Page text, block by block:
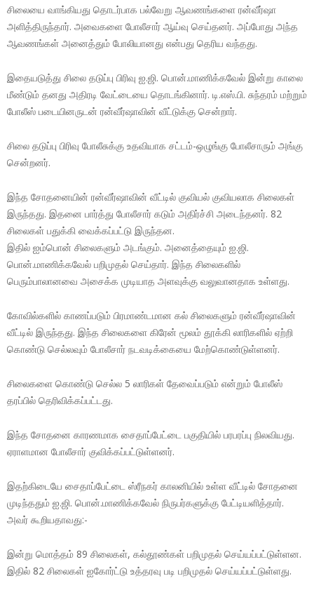
சிலையை வாங்கியது தொடர்பாக பல்வேறு ஆவணங்களை ரன்வீர்ஷா
அளித்திருந்தார். அவைகளை போலீசார் ஆய்வு செய்தனர். அப்போது அந்த
ஆவணங்கள் அனைத்தும் போலியானது என்பது தெரிய வந்தது.
இதையடுத்து சிலை தடுப்பு பிரிவு ஐ.ஜி. பொன்.மாணிக்கவேல் இன்று காலை
மீண்டும் தனது அதிரடி வேட்டையை தொடங்கினார். டி.எஸ்.பி. சுந்தரம் மற்றும்
போலீஸ் படையினருடன் ரன்வீர்ஷாவின் வீட்டுக்கு சென்றார்.
சிலை தடுப்பு பிரிவு போலீசுக்கு உதவியாக சட்டம்-ஒழுங்கு போலீசாரும் அங்கு
சென்றனர்.
இந்த சோதனையின் ரன்வீர்ஷாவின் வீட்டில் குவியல் குவியலாக சிலைகள்
இருந்தது. இதனை பார்த்து போலீசார் கடும் அதிர்ச்சி அடைந்தனர். 82
சிலைகள் பதுக்கி வைக்கப்பட்டு இருந்தன.
இதில் ஐம்பொன் சிலைகளும் அடங்கும். அனைத்தையும் ஐ.ஜி.
பொன்.மாணிக்கவேல் பறிமுதல் செய்தார். இந்த சிலைகளில்
பெரும்பாலானவை அசைக்க முடியாத அளவுக்கு வலுவானதாக உள்ளது.
கோவில்களில் காணப்படும் பிரமாண்டமான கல் சிலைகளும் ரன்வீர்ஷாவின்
வீட்டில் இருந்தது. இந்த சிலைகளை கிரேன் மூலம் தூக்கி லாரிகளில் ஏற்றி
கொண்டு செல்லவும் போலீசார் நடவடிக்கையை மேற்கொண்டுள்ளனர்.
சிலைகளை கொண்டு செல்ல 5 லாரிகள் தேவைப்படும் என்றும் போலீஸ்
தரப்பில் தெரிவிக்கப்பட்டது.
இந்த சோதனை காரணமாக சைதாப்பேட்டை பகுதியில் பரபரப்பு நிலவியது.
ஏராளமான போலீசார் குவிக்கப்பட்டுள்ளனர்.
இதற்கிடையே சைதாப்பேட்டை ஸ்ரீநகர் காலனியில் உள்ள வீட்டில் சோதனை
முடிந்ததும் ஐ.ஜி. பொன்.மாணிக்கவேல் நிருபர்களுக்கு பேட்டியளித்தார்.
அவர் கூறியதாவது:-
இன்று மொத்தம் 89 சிலைகள், கல்தூண்கள் பறிமுதல் செய்யப்பட்டுள்ளன.
இதில் 82 சிலைகள் ஐகோர்ட்டு உத்தரவு படி பறிமுதல் செய்யப்பட்டுள்ளது.